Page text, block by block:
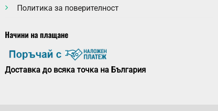
Политика за поверителност
Начини на плащане
Доставка до всяка точка на България